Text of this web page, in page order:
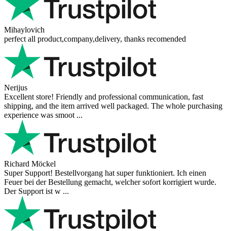
Mihaylovich
perfect all product,company,delivery, thanks recomended
Nerijus
Excellent store! Friendly and professional communication, fast
shipping, and the item arrived well packaged. The whole purchasing
experience was smoot ...
Richard Möckel
Super Support! Bestellvorgang hat super funktioniert. Ich einen
Feuer bei der Bestellung gemacht, welcher sofort korrigiert wurde.
Der Support ist w ...